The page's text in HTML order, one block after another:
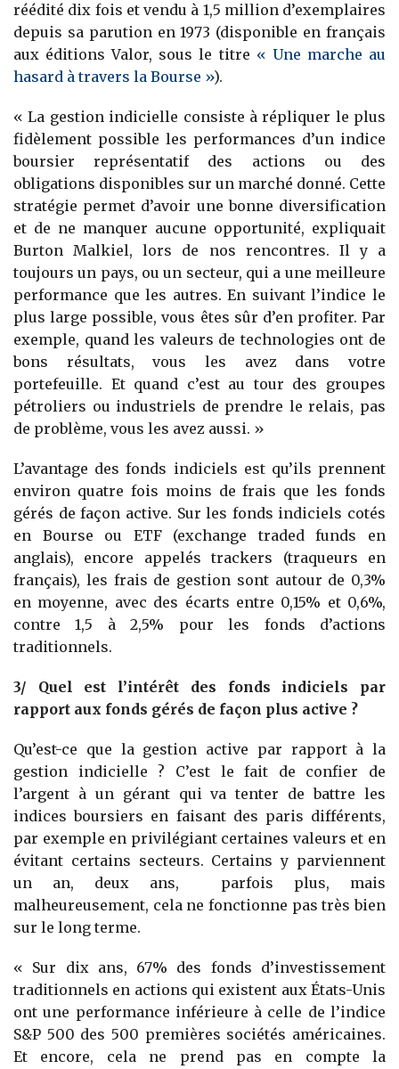
réédité dix fois et vendu à 1,5 million d’exemplaires
depuis sa parution en 1973 (disponible en français
aux éditions Valor, sous le titre « Une marche au
hasard à travers la Bourse »).
« La gestion indicielle consiste à répliquer le plus
fidèlement possible les performances d’un indice
boursier représentatif des actions ou des
obligations disponibles sur un marché donné. Cette
stratégie permet d’avoir une bonne diversification
et de ne manquer aucune opportunité, expliquait
Burton Malkiel, lors de nos rencontres. Il y a
toujours un pays, ou un secteur, qui a une meilleure
performance que les autres. En suivant l’indice le
plus large possible, vous êtes sûr d’en profiter. Par
exemple, quand les valeurs de technologies ont de
bons résultats, vous les avez dans votre
portefeuille. Et quand c’est au tour des groupes
pétroliers ou industriels de prendre le relais, pas
de problème, vous les avez aussi. »
L’avantage des fonds indiciels est qu’ils prennent
environ quatre fois moins de frais que les fonds
gérés de façon active. Sur les fonds indiciels cotés
en Bourse ou ETF (exchange traded funds en
anglais), encore appelés trackers (traqueurs en
français), les frais de gestion sont autour de 0,3%
en moyenne, avec des écarts entre 0,15% et 0,6%,
contre 1,5 à 2,5% pour les fonds d’actions
traditionnels.
3/ Quel est l’intérêt des fonds indiciels par
rapport aux fonds gérés de façon plus active ?
Qu’est-ce que la gestion active par rapport à la
gestion indicielle ? C’est le fait de confier de
l’argent à un gérant qui va tenter de battre les
indices boursiers en faisant des paris différents,
par exemple en privilégiant certaines valeurs et en
évitant certains secteurs. Certains y parviennent
un an, deux ans, parfois plus, mais
malheureusement, cela ne fonctionne pas très bien
sur le long terme.
« Sur dix ans, 67% des fonds d’investissement
traditionnels en actions qui existent aux États-Unis
ont une performance inférieure à celle de l’indice
S&P 500 des 500 premières sociétés américaines.
Et encore, cela ne prend pas en compte la